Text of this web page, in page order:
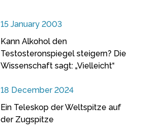
15 January 2003
Kann Alkohol den
Testosteronspiegel steigern? Die
Wissenschaft sagt: „Vielleicht“
18 December 2024
Ein Teleskop der Weltspitze auf
der Zugspitze